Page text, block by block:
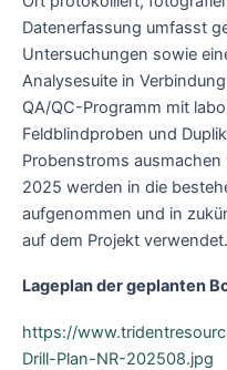
Datenerfassung umfasst
Untersuchungen sowie
Analysesuite in
QA/QC-Programm mit
Feldblindproben und
Probenstroms
2025 werden in die
aufgenommen und in
auf dem Projekt
Lageplan der geplanten
https://
Drill-Plan-NR-202508.jpg